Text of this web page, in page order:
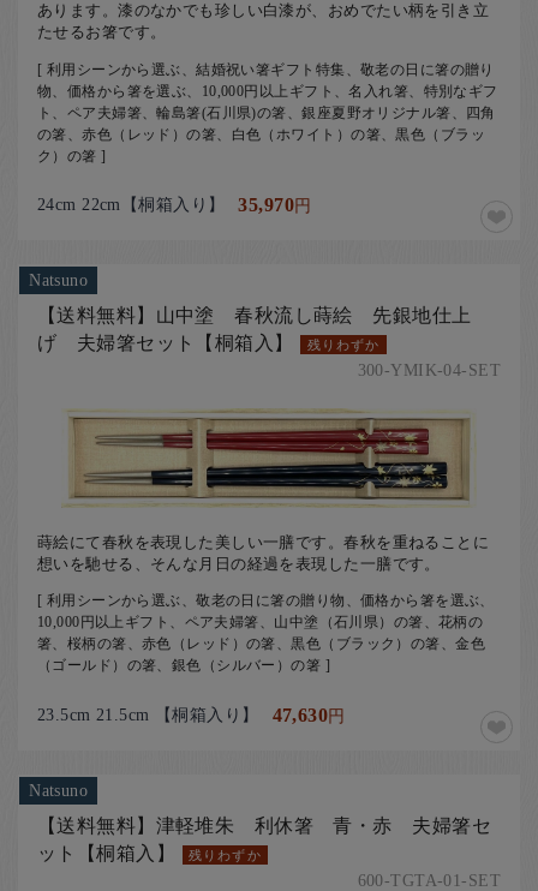
あります。漆のなかでも珍しい白漆が、おめでたい柄を引き立
たせるお箸です。
[ 利用シーンから選ぶ、結婚祝い箸ギフト特集、敬老の日に箸の贈り
物、価格から箸を選ぶ、10,000円以上ギフト、名入れ箸、特別なギフ
ト、ペア夫婦箸、輪島箸(石川県)の箸、銀座夏野オリジナル箸、四角
の箸、赤色（レッド）の箸、白色（ホワイト）の箸、黒色（ブラッ
ク）の箸 ]
24cm 22cm【桐箱入り】 35,970円
Natsuno
【送料無料】山中塗 春秋流し蒔絵 先銀地仕上
げ 夫婦箸セット【桐箱入】
残りわずか
300-YMIK-04-SET
蒔絵にて春秋を表現した美しい一膳です。春秋を重ねることに
想いを馳せる、そんな月日の経過を表現した一膳です。
[ 利用シーンから選ぶ、敬老の日に箸の贈り物、価格から箸を選ぶ、
10,000円以上ギフト、ペア夫婦箸、山中塗（石川県）の箸、花柄の
箸、桜柄の箸、赤色（レッド）の箸、黒色（ブラック）の箸、金色
（ゴールド）の箸、銀色（シルバー）の箸 ]
23.5cm 21.5cm 【桐箱入り】 47,630円
Natsuno
【送料無料】津軽堆朱 利休箸 青・赤 夫婦箸セ
ット【桐箱入】
残りわずか
600-TGTA-01-SET